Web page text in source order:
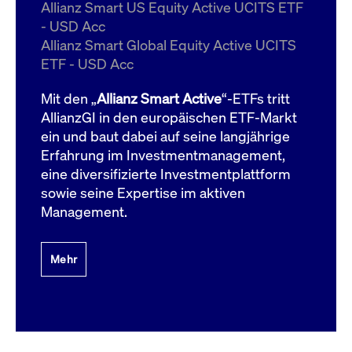
Allianz Smart US Equity Active UCITS ETF
- USD Acc
Allianz Smart Global Equity Active UCITS
ETF - USD Acc
Mit den „Allianz Smart Active“-ETFs tritt
AllianzGI in den europäischen ETF-Markt
ein und baut dabei auf seine langjährige
Erfahrung im Investmentmanagement,
eine diversifizierte Investmentplattform
sowie seine Expertise im aktiven
Management.
Mehr
ApplicationGatewayAffinityCORS
boerse.com
Domain
bis